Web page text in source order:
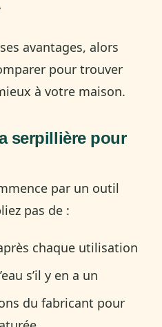
avantages, alors
pour trouver
à votre maison.
serpillière pour
par un outil
pas de :
chaque utilisation
s’il y en a un
du fabricant pour